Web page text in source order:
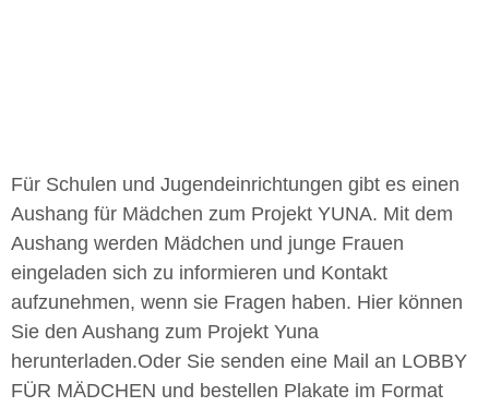
Für Schulen und Jugendeinrichtungen gibt es einen
Aushang für Mädchen zum Projekt YUNA. Mit dem
Aushang werden Mädchen und junge Frauen
eingeladen sich zu informieren und Kontakt
aufzunehmen, wenn sie Fragen haben. Hier können
Sie den Aushang zum Projekt Yuna
herunterladen.Oder Sie senden eine Mail an LOBBY
FÜR MÄDCHEN und bestellen Plakate im Format